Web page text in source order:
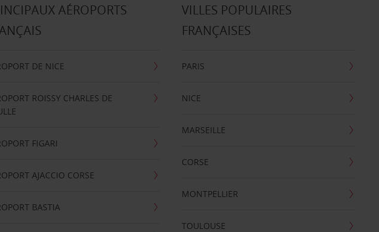
AÉROPORTS
DE NICE
ROISSY CHARLES DE
FIGARI
AJACCIO CORSE
BASTIA
VILLES POPULAIRES
FRANÇAISES
PARIS
NICE
MARSEILLE
CORSE
MONTPELLIER
TOULOUSE